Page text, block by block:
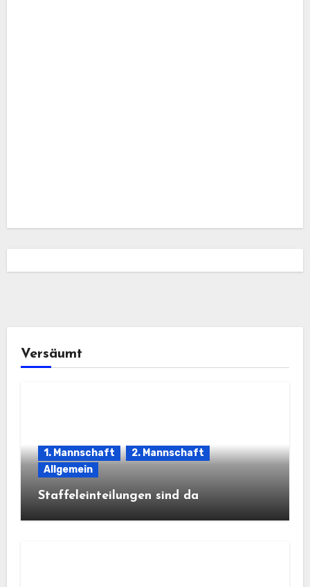
Versäumt
1. Mannschaft
2. Mannschaft
Allgemein
Staffeleinteilungen sind da